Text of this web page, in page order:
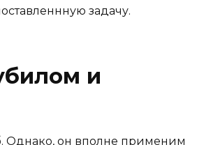
задачу.
и
он вполне применим